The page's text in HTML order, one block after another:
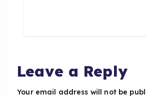
o
k
p
Leave a Reply
Your email address will not be